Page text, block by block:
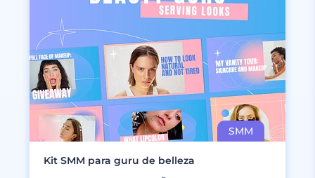
Kit SMM para guru de belleza